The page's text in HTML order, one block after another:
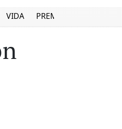
VIDA PREMIUM